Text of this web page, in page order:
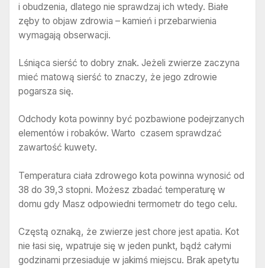
i obudzenia, dlatego nie sprawdzaj ich wtedy. Białe
zęby to objaw zdrowia – kamień i przebarwienia
wymagają obserwacji.
Lśniąca sierść to dobry znak. Jeżeli zwierze zaczyna
mieć matową sierść to znaczy, że jego zdrowie
pogarsza się.
Odchody kota powinny być pozbawione podejrzanych
elementów i robaków. Warto czasem sprawdzać
zawartość kuwety.
Temperatura ciała zdrowego kota powinna wynosić od
38 do 39,3 stopni. Możesz zbadać temperaturę w
domu gdy Masz odpowiedni termometr do tego celu.
Częstą oznaką, że zwierze jest chore jest apatia. Kot
nie łasi się, wpatruje się w jeden punkt, bądź całymi
godzinami przesiaduje w jakimś miejscu. Brak apetytu